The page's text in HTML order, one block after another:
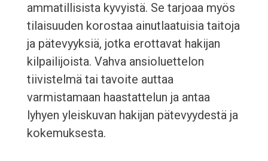
ammatillisista kyvyistä. Se tarjoaa myös
tilaisuuden korostaa ainutlaatuisia taitoja
ja pätevyyksiä, jotka erottavat hakijan
kilpailijoista. Vahva ansioluettelon
tiivistelmä tai tavoite auttaa
varmistamaan haastattelun ja antaa
lyhyen yleiskuvan hakijan pätevyydestä ja
kokemuksesta.